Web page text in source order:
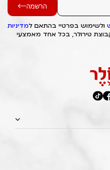
הרשמה
ולשימוש בפרטיי בהתאם למדיניות
טירולר, בכל אחד מאמצעי